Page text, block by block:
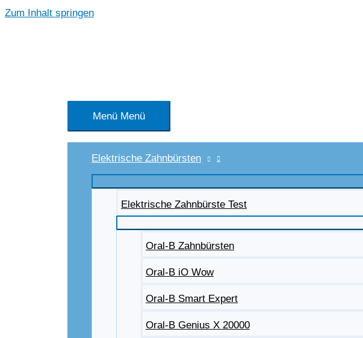
Zum Inhalt springen
Menü Menü
Elektrische Zahnbürsten
Elektrische Zahnbürste Test
Oral-B Zahnbürsten
Oral-B iO Wow
Oral-B Smart Expert
Oral-B Genius X 20000